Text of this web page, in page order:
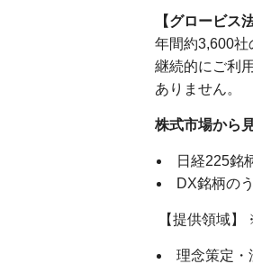
【グロービス
年間約3,600社
継続的にご利
ありません。
株式市場から
日経225銘
DX銘柄の
【提供領域】
理念策定・